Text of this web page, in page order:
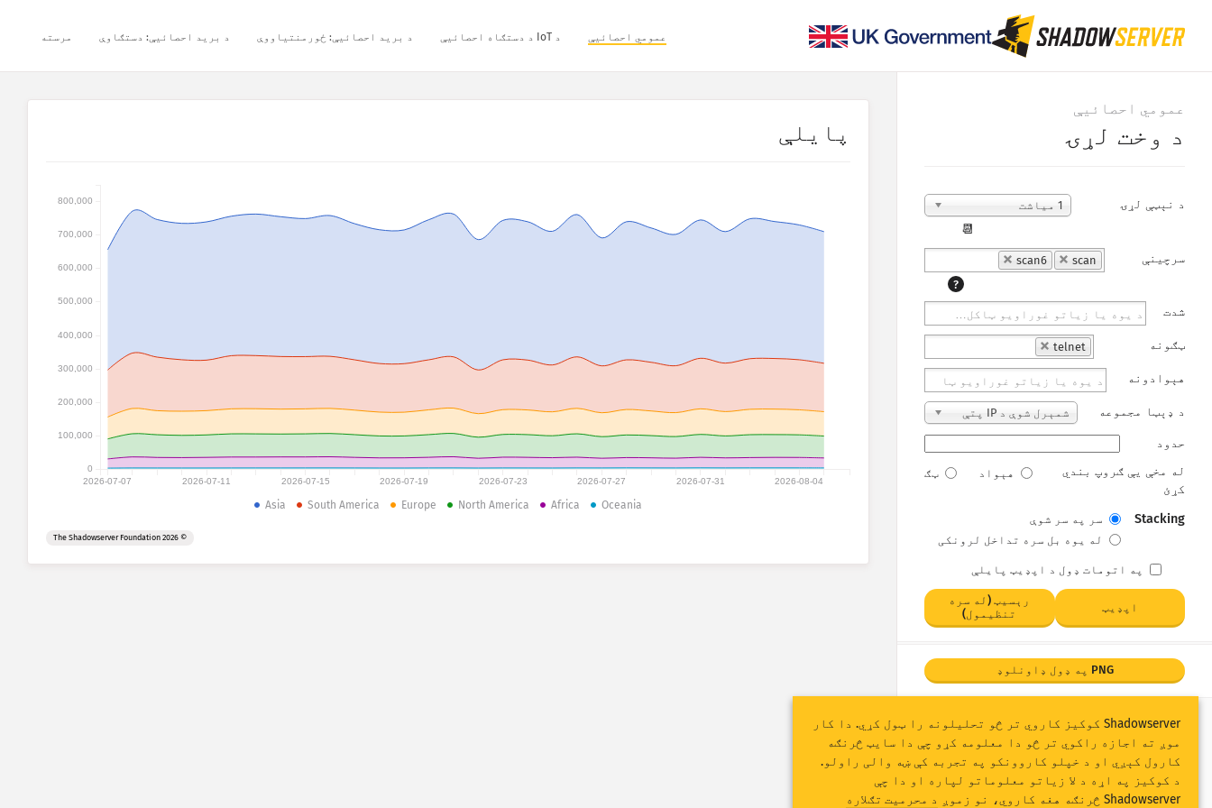
عمومي احصائیې د IoT د دستګاه احصائیې د برید احصائیې: ځورمنتیاووې د برید احصائیې: دستګاوې مرسته
عمومي احصائیې
د وخت لړۍ
د نېټې لړۍ 1 میاشت
📆
سرچینې
scan
scan6
?
شدت
ټګونه telnet
هېوادونه
د ډېټا مجموعه شمېرل شوې د IP پتې
حدود
له مخې یې ګروپ بندي
کړئ
هېواد ټګ
Stacking
سر په سر شوې
له یوه بل سره تداخل لرونکی
په اتومات ډول د اپډیټ پایلې
اپډیټ
رېسیټ (له سره
تنظیمول)
PNG په ډول ډاونلوډ
پایلې
2026-07-07 2026-07-11 2026-07-15 2026-07-19 2026-07-23 2026-07-27 2026-07-31 2026-08-04
0
100,000
200,000
300,000
400,000
500,000
600,000
700,000
800,000
Asia South America Europe North America Africa Oceania
© 2026 The Shadowserver Foundation
Shadowserver کوکیز کاروي تر څو تحلیلونه را ټول کړي. دا کار
موږ ته اجازه راکوي تر څو دا معلومه کړو چې دا سایټ څرنګه
کارول کېږي او د خپلو کاروونکو په تجربه کې ښه والی راولو.
د کوکیز په اړه د لا زیاتو معلوماتو لپاره او دا چې
Shadowserver څرنګه هغه کاروي، نو زموږ
د محرمیت تګلاره